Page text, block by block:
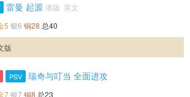
雷曼 起源 港版 英文
5 银6 铜28 总40
版
PSV 瑞奇与叮当 全面进攻
7银7 铜8 总23